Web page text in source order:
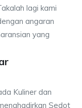
lagi kami
angaran
yang
Kuliner dan
Sedot